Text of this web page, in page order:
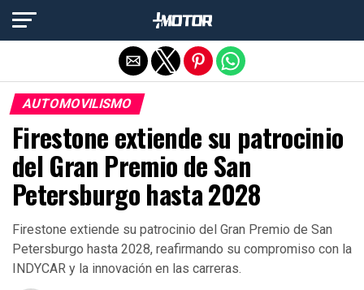
AUTOMOVILISMO
Firestone extiende su patrocinio
del Gran Premio de San
Petersburgo hasta 2028
Firestone extiende su patrocinio del Gran Premio de San
Petersburgo hasta 2028, reafirmando su compromiso con la
INDYCAR y la innovación en las carreras.
Salir de la versión móvil